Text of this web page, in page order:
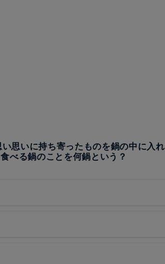
思いに持ち寄ったものを鍋の中に入
べる鍋のことを何鍋という？